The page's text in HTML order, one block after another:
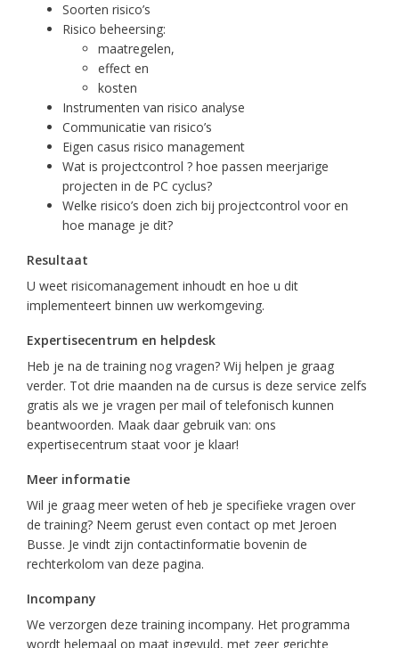
Soorten risico’s
Risico beheersing:
maatregelen,
effect en
kosten
Instrumenten van risico analyse
Communicatie van risico’s
Eigen casus risico management
Wat is projectcontrol ? hoe passen meerjarige
projecten in de PC cyclus?
Welke risico’s doen zich bij projectcontrol voor en
hoe manage je dit?
Resultaat
U weet risicomanagement inhoudt en hoe u dit
implementeert binnen uw werkomgeving.
Expertisecentrum en helpdesk
Heb je na de training nog vragen? Wij helpen je graag
verder. Tot drie maanden na de cursus is deze service zelfs
gratis als we je vragen per mail of telefonisch kunnen
beantwoorden. Maak daar gebruik van: ons
expertisecentrum staat voor je klaar!
Meer informatie
Wil je graag meer weten of heb je specifieke vragen over
de training? Neem gerust even contact op met Jeroen
Busse. Je vindt zijn contactinformatie bovenin de
rechterkolom van deze pagina.
Incompany
We verzorgen deze training incompany. Het programma
wordt helemaal op maat ingevuld, met zeer gerichte